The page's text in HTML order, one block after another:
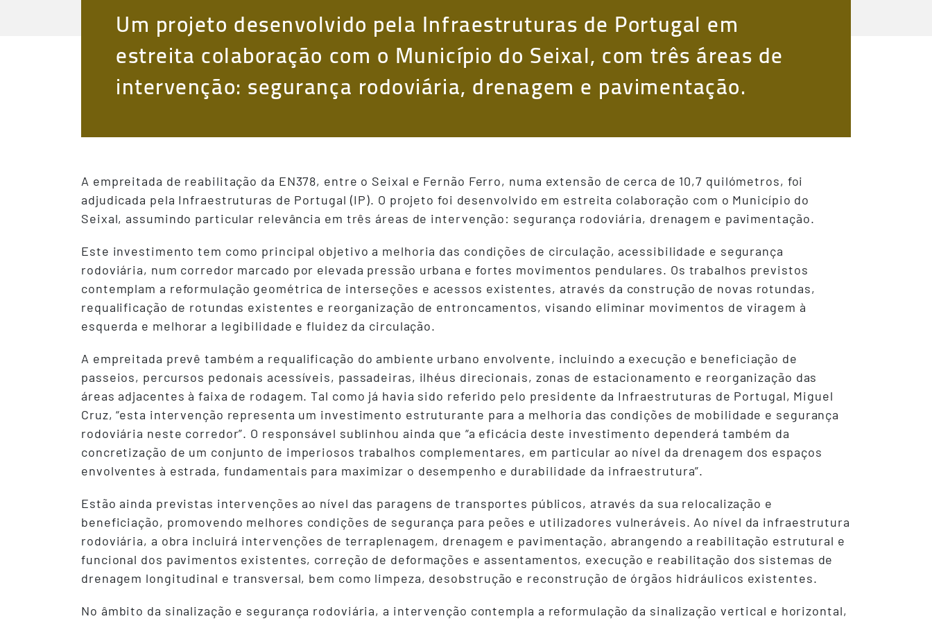
Um projeto desenvolvido pela Infraestruturas de Portugal em
estreita colaboração com o Município do Seixal, com três áreas de
intervenção: segurança rodoviária, drenagem e pavimentação.
A empreitada de reabilitação da EN378, entre o Seixal e Fernão Ferro, numa extensão de cerca de 10,7 quilómetros, foi
adjudicada pela Infraestruturas de Portugal (IP). O projeto foi desenvolvido em estreita colaboração com o Município do
Seixal, assumindo particular relevância em três áreas de intervenção: segurança rodoviária, drenagem e pavimentação.
Este investimento tem como principal objetivo a melhoria das condições de circulação, acessibilidade e segurança
rodoviária, num corredor marcado por elevada pressão urbana e fortes movimentos pendulares. Os trabalhos previstos
contemplam a reformulação geométrica de interseções e acessos existentes, através da construção de novas rotundas,
requalificação de rotundas existentes e reorganização de entroncamentos, visando eliminar movimentos de viragem à
esquerda e melhorar a legibilidade e fluidez da circulação.
A empreitada prevê também a requalificação do ambiente urbano envolvente, incluindo a execução e beneficiação de
passeios, percursos pedonais acessíveis, passadeiras, ilhéus direcionais, zonas de estacionamento e reorganização das
áreas adjacentes à faixa de rodagem. Tal como já havia sido referido pelo presidente da Infraestruturas de Portugal, Miguel
Cruz, “esta intervenção representa um investimento estruturante para a melhoria das condições de mobilidade e segurança
rodoviária neste corredor”. O responsável sublinhou ainda que “a eficácia deste investimento dependerá também da
concretização de um conjunto de imperiosos trabalhos complementares, em particular ao nível da drenagem dos espaços
envolventes à estrada, fundamentais para maximizar o desempenho e durabilidade da infraestrutura”.
Estão ainda previstas intervenções ao nível das paragens de transportes públicos, através da sua relocalização e
beneficiação, promovendo melhores condições de segurança para peões e utilizadores vulneráveis. Ao nível da infraestrutura
rodoviária, a obra incluirá intervenções de terraplenagem, drenagem e pavimentação, abrangendo a reabilitação estrutural e
funcional dos pavimentos existentes, correção de deformações e assentamentos, execução e reabilitação dos sistemas de
drenagem longitudinal e transversal, bem como limpeza, desobstrução e reconstrução de órgãos hidráulicos existentes.
No âmbito da sinalização e segurança rodoviária, a intervenção contempla a reformulação da sinalização vertical e horizontal,